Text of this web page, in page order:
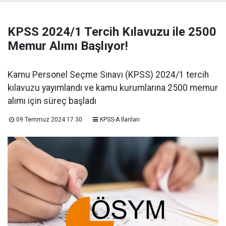
KPSS 2024/1 Tercih Kılavuzu ile 2500
Memur Alımı Başlıyor!
Kamu Personel Seçme Sınavı (KPSS) 2024/1 tercih
kılavuzu yayımlandı ve kamu kurumlarına 2500 memur
alımı için süreç başladı
09 Temmuz 2024 17:30 KPSS-A İlanları